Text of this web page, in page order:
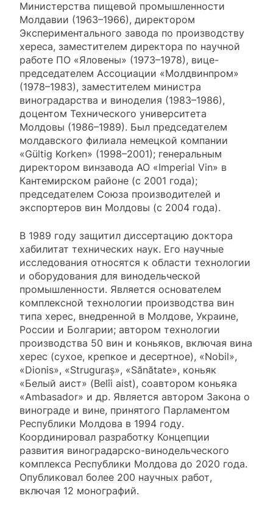
Министерства пищевой промышленности
Молдавии (1963–1966), директором
Экспериментального завода по производству
хереса, заместителем директора по научной
работе ПО «Яловены» (1973–1978), вице-
председателем Ассоциации «Молдвинпром»
(1978–1983), заместителем министра
виноградарства и виноделия (1983–1986),
доцентом Технического университета
Молдовы (1986–1989). Был председателем
молдавского филиала немецкой компании
«Gültig Korken» (1998–2001); генеральным
директором винзавода АО «Imperial Vin» в
Кантемирском районе (с 2001 года);
председателем Союза производителей и
экспортеров вин Молдовы (с 2004 года).
В 1989 году защитил диссертацию доктора
хабилитат технических наук. Его научные
исследования относятся к области технологии
и оборудования для винодельческой
промышленности. Является основателем
комплексной технологии производства вин
типа херес, внедренной в Молдове, Украине,
России и Болгарии; автором технологии
производства 50 вин и коньяков, включая вина
херес (сухое, крепкое и десертное), «Nobil»,
«Dionis», «Struguraş», «Sănătate», коньяк
«Белый аист» (Belîi aist), соавтором коньяка
«Ambasador» и др. Является автором Закона о
винограде и вине, принятого Парламентом
Республики Молдова в 1994 году.
Координировал разработку Концепции
развития виноградарско-винодельческого
комплекса Республики Молдова до 2020 года.
Опубликовал более 200 научных работ,
включая 12 монографий.